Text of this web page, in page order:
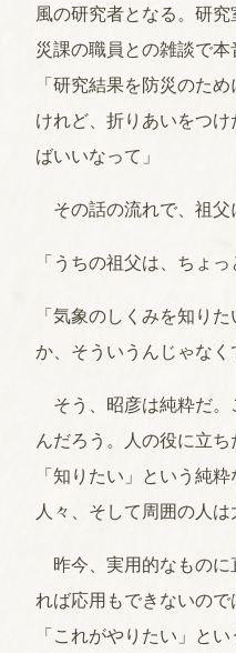
風の研究者となる。研
災課の職員との雑談で
「研究結果を防災のた
けれど、折りあいをつ
ばいいなって」
その話の流れで、祖父
「うちの祖父は、ちょっ
「気象のしくみを知り
か、そういうんじゃなく
そう、昭彦は純粋だ。
んだろう。人の役に立
「知りたい」という純
人々、そして周囲の人
昨今、実用的なものに
れば応用もできないの
「これがやりたい」と